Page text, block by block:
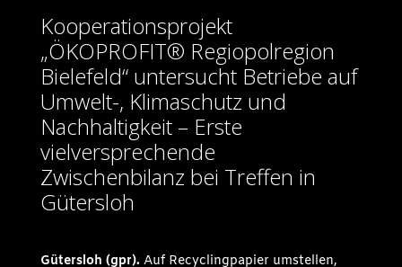
Kooperationsprojekt
„ÖKOPROFIT® Regiopolregion
Bielefeld“ untersucht Betriebe auf
Umwelt-, Klimaschutz und
Nachhaltigkeit – Erste
vielversprechende
Zwischenbilanz bei Treffen in
Gütersloh
Gütersloh (gpr). Auf Recyclingpapier umstellen,